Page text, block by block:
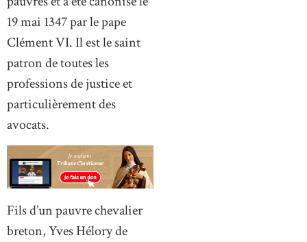
19 mai 1347 par le pape
Clément VI. Il est le saint
patron de toutes les
professions de justice et
particulièrement des
avocats.
Fils d’un pauvre chevalier
breton, Yves Hélory de